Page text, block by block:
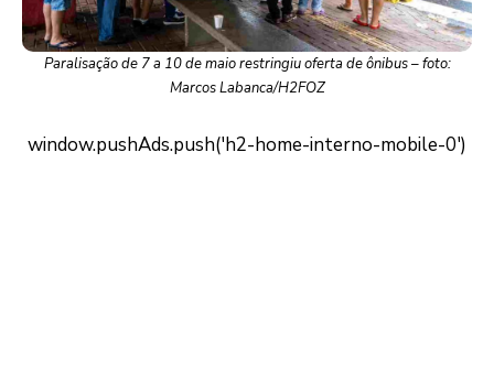
Paralisação de 7 a 10 de maio restringiu oferta de ônibus – foto:
Marcos Labanca/H2FOZ